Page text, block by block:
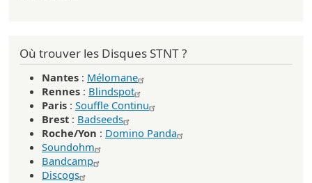
Où trouver les Disques STNT ?
Nantes : Mélomane
Rennes : Blindspot
Paris : Souffle Continu
Brest : Badseeds
Roche/Yon : Domino Panda
Soundohm
Bandcamp
Discogs